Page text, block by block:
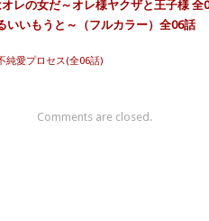
レの女だ～オレ様ヤクザと王子様 全
いいもうと～（フルカラー）全06話
純愛プロセス(全06話)
Comments are closed.